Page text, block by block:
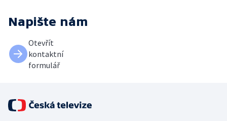
Napište nám
Otevřít
kontaktní
formulář